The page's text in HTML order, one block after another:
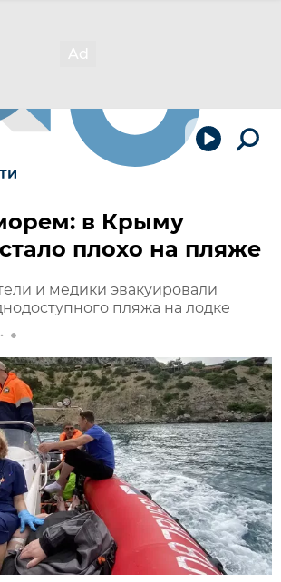
в Крыму
плохо на пляже
и медики эвакуировали
пляжа на лодке